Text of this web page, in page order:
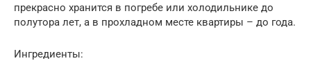
прекрасно хранится в погребе или холодильнике до
полутора лет, а в прохладном месте квартиры – до года.
Ингредиенты: